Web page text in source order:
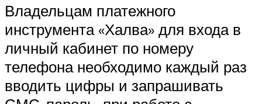
Владельцам платежного
инструмента «Халва» для входа в
личный кабинет по номеру
телефона необходимо каждый раз
вводить цифры и запрашивать